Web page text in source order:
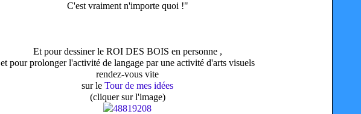
C'est vraiment n'importe quoi !"
Et pour dessiner le ROI DES BOIS en personne ,
et pour prolonger l'activité de langage par une activité d'arts visuels
rendez-vous vite
sur le Tour de mes idées
(cliquer sur l'image)